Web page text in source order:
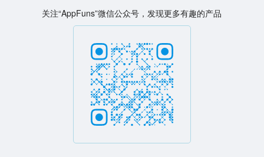
关注“AppFuns”微信公众号，发现更多有趣的产品